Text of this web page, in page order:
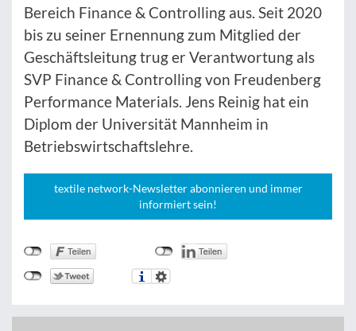
Bereich Finance & Controlling aus. Seit 2020
bis zu seiner Ernennung zum Mitglied der
Geschäftsleitung trug er Verantwortung als
SVP Finance & Controlling von Freudenberg
Performance Materials. Jens Reinig hat ein
Diplom der Universität Mannheim in
Betriebswirtschaftslehre.
textile network-Newsletter abonnieren und immer
informiert sein!